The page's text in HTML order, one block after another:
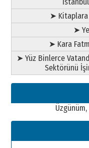
➤ Kitaplara
➤
➤ Kara
➤ Yüz Binlerce
Sektörünü